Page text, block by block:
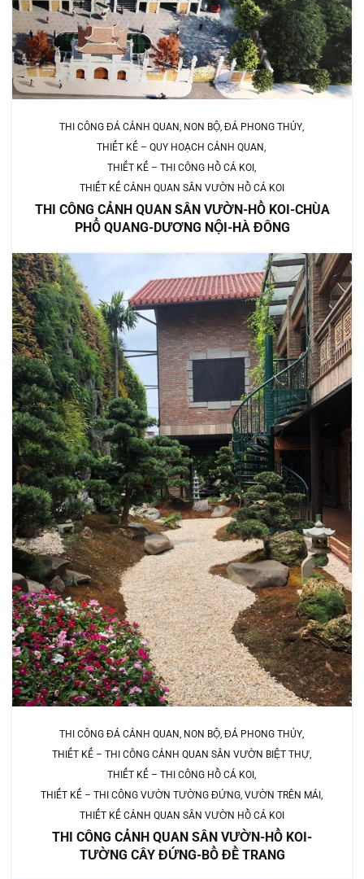
THI CÔNG ĐÁ CẢNH QUAN, NON BỘ, ĐÁ PHONG THỦY
THIẾT KẾ – QUY HOẠCH CẢNH QUAN
THIẾT KẾ – THI CÔNG HỒ CÁ KOI
THIẾT KẾ CẢNH QUAN SÂN VƯỜN HỒ CÁ KOI
THI CÔNG CẢNH QUAN SÂN VƯỜN-HỒ KOI-CHÙA
PHỔ QUANG-DƯƠNG NỘI-HÀ ĐÔNG
THI CÔNG ĐÁ CẢNH QUAN, NON BỘ, ĐÁ PHONG THỦY
THIẾT KẾ – THI CÔNG CẢNH QUAN SÂN VƯỜN BIỆT THỰ
THIẾT KẾ – THI CÔNG HỒ CÁ KOI
THIẾT KẾ – THI CÔNG VƯỜN TƯỜNG ĐỨNG, VƯỜN TRÊN MÁI
THIẾT KẾ CẢNH QUAN SÂN VƯỜN HỒ CÁ KOI
THI CÔNG CẢNH QUAN SÂN VƯỜN-HỒ KOI-
TƯỜNG CÂY ĐỨNG-BỒ ĐỀ TRANG